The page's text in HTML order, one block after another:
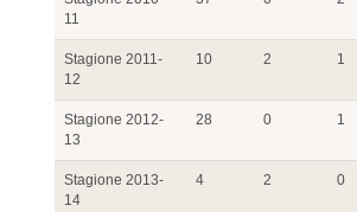
11
Stagione 2011-
12
10 2 1
Stagione 2012-
13
28 0 1
Stagione 2013-
14
4 2 0